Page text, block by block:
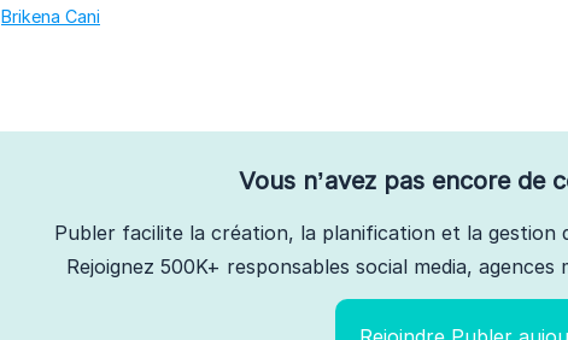
Brikena Cani
Vous n’avez pas encore de
Publer facilite la création, la planification et la gestion
Rejoignez 500K+ responsables social media,